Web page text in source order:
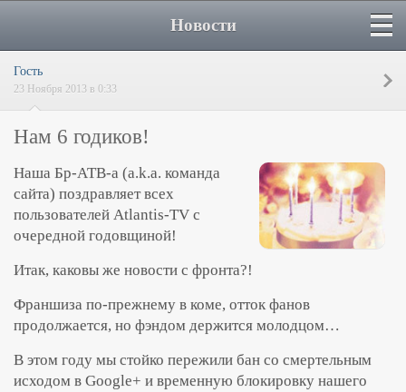
Новости
Гость
23 Ноября 2013 в 0:33
Нам 6 годиков!
Наша Бр-АТВ-а (a.k.a. команда
сайта) поздравляет всех
пользователей Atlantis-TV с
очередной годовщиной!
Итак, каковы же новости с фронта?!
Франшиза по-прежнему в коме, отток фанов
продолжается, но фэндом держится молодцом…
В этом году мы стойко пережили бан со смертельным
исходом в Google+ и временную блокировку нашего